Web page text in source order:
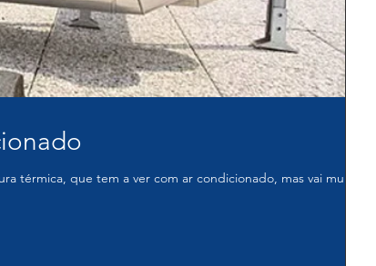
térmica, que tem a ver com ar condicionado, mas vai muito